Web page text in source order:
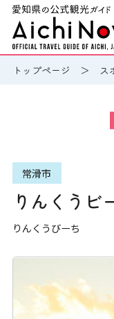
トップページ ス
常滑市
りんくうビ
りんくうびーち